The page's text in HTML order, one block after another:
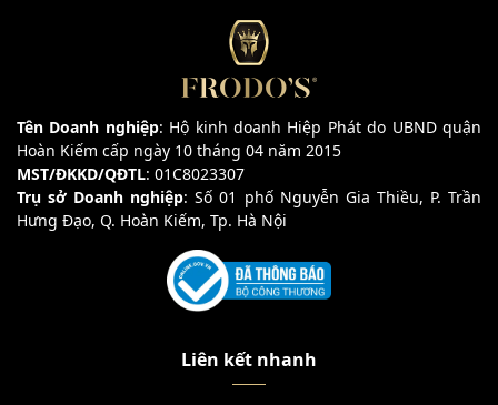
Tên Doanh nghiệp: Hộ kinh doanh Hiệp Phát do UBND quận
Hoàn Kiếm cấp ngày 10 tháng 04 năm 2015
MST/ĐKKD/QĐTL: 01C8023307
Trụ sở Doanh nghiệp: Số 01 phố Nguyễn Gia Thiều, P. Trần
Hưng Đạo, Q. Hoàn Kiếm, Tp. Hà Nội
Liên kết nhanh